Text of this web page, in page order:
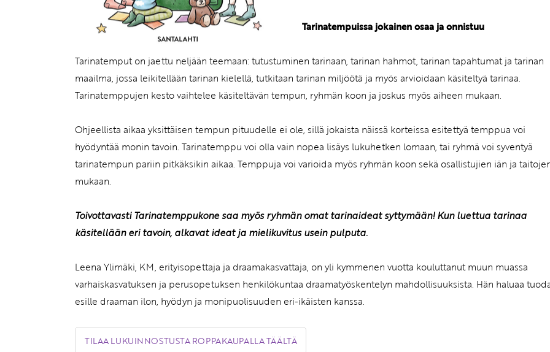
Tarinatempuissa jokainen osaa ja onnistuu
Tarinatemput on jaettu neljään teemaan: tutustuminen tarinaan, tarinan hahmot, tarinan tapahtumat ja tarinan
maailma, jossa leikitellään tarinan kielellä, tutkitaan tarinan miljöötä ja myös arvioidaan käsiteltyä tarinaa.
Tarinatemppujen kesto vaihtelee käsiteltävän tempun, ryhmän koon ja joskus myös aiheen mukaan.
Ohjeellista aikaa yksittäisen tempun pituudelle ei ole, sillä jokaista näissä korteissa esitettyä temppua voi
hyödyntää monin tavoin. Tarinatemppu voi olla vain nopea lisäys lukuhetken lomaan, tai ryhmä voi syventyä
tarinatempun pariin pitkäksikin aikaa. Temppuja voi varioida myös ryhmän koon sekä osallistujien iän ja
mukaan.
Toivottavasti Tarinatemppukone saa myös ryhmän omat tarinaideat syttymään! Kun luettua tarinaa
käsitellään eri tavoin, alkavat ideat ja mielikuvitus usein pulputa.
Leena Ylimäki, KM, erityisopettaja ja draamakasvattaja, on yli kymmenen vuotta kouluttanut muun muassa
varhaiskasvatuksen ja perusopetuksen henkilökuntaa draamatyöskentelyn mahdollisuuksista. Hän haluaa
esille draaman ilon, hyödyn ja monipuolisuuden eri-ikäisten kanssa.
TILAA LUKUINNOSTUSTA ROPPAKAUPALLA TÄÄLTÄ